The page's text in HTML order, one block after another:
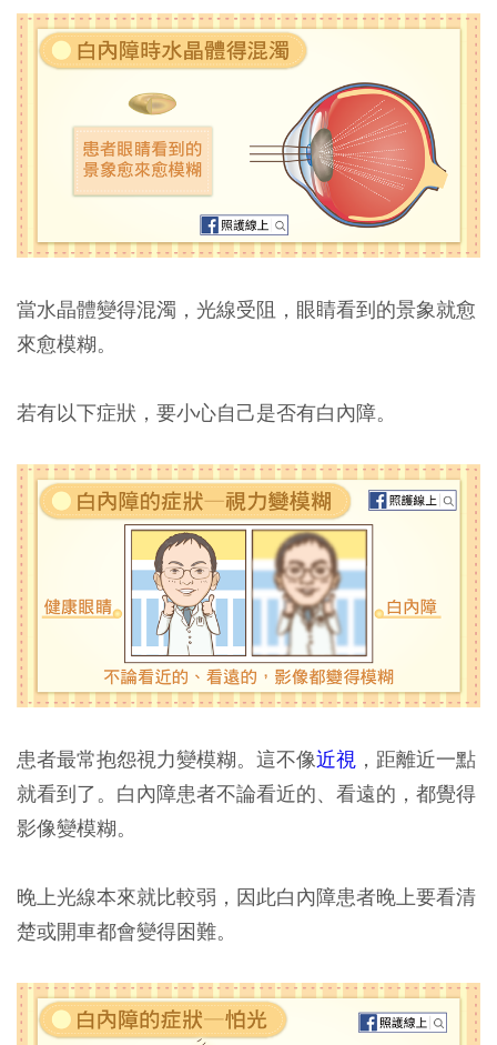
當水晶體變得混濁，光線受阻，眼睛看到的景象就愈
來愈模糊。
若有以下症狀，要小心自己是否有白內障。
患者最常抱怨視力變模糊。這不像近視 ，距離近一點
就看到了。白內障患者不論看近的、看遠的，都覺得
影像變模糊。
晚上光線本來就比較弱，因此白內障患者晚上要看清
楚或開車都會變得困難。